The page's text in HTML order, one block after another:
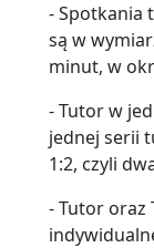
- Spotkania
są w
minut, w
- Tutor w
jednej serii
1:2, czyli
- Tutor oraz